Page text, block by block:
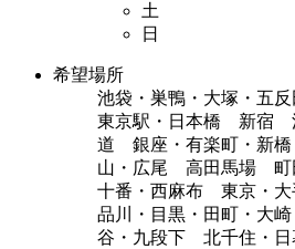
土
日
希望場所
池袋・巣鴨・大塚・五
東京駅・日本橋 新宿
道 銀座・有楽町・新
山・広尾 高田馬場 町
十番・西麻布 東京・
品川・目黒・田町・大
谷・九段下 北千住・